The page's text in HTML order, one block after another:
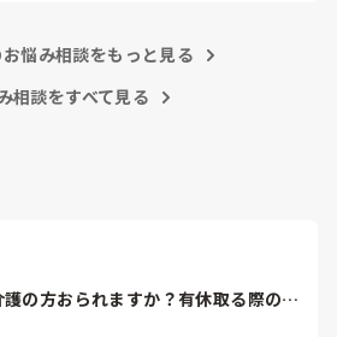
らは男好きと裏で言われよく相談されて
愛率高いみたいですよ
悩み相談をもっと見る
相談をすべて見る
の方おられますか？有休取る際の、